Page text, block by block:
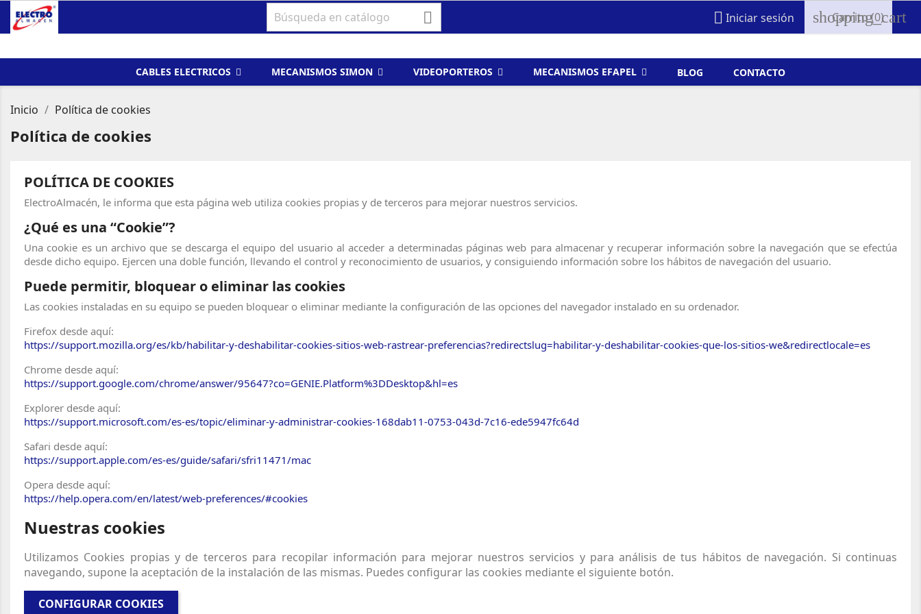
  Iniciar sesión shopping_cart
Carrito(0)
CABLES ELECTRICOS MECANISMOS SIMON VIDEOPORTEROS MECANISMOS EFAPEL BLOG CONTACTO
Inicio Política de cookies
Política de cookies
POLÍTICA DE COOKIES
ElectroAlmacén, le informa que esta página web utiliza cookies propias y de terceros para mejorar nuestros servicios.
¿Qué es una “Cookie”?
Una cookie es un archivo que se descarga el equipo del usuario al acceder a determinadas páginas web para almacenar y recuperar información sobre la navegación que se efectúa
desde dicho equipo. Ejercen una doble función, llevando el control y reconocimiento de usuarios, y consiguiendo información sobre los hábitos de navegación del usuario.
Puede permitir, bloquear o eliminar las cookies
Las cookies instaladas en su equipo se pueden bloquear o eliminar mediante la configuración de las opciones del navegador instalado en su ordenador.
Firefox desde aquí:
https://support.mozilla.org/es/kb/habilitar-y-deshabilitar-cookies-sitios-web-rastrear-preferencias?redirectslug=habilitar-y-deshabilitar-cookies-que-los-sitios-we&redirectlocale=es
Chrome desde aquí:
https://support.google.com/chrome/answer/95647?co=GENIE.Platform%3DDesktop&hl=es
Explorer desde aquí:
https://support.microsoft.com/es-es/topic/eliminar-y-administrar-cookies-168dab11-0753-043d-7c16-ede5947fc64d
Safari desde aquí:
https://support.apple.com/es-es/guide/safari/sfri11471/mac
Opera desde aquí:
https://help.opera.com/en/latest/web-preferences/#cookies
Nuestras cookies
Utilizamos Cookies propias y de terceros para recopilar información para mejorar nuestros servicios y para análisis de tus hábitos de navegación. Si continuas
navegando, supone la aceptación de la instalación de las mismas. Puedes configurar las cookies mediante el siguiente botón.
CONFIGURAR COOKIES